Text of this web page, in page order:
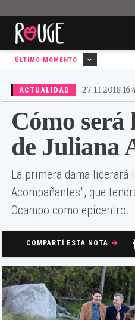
ÚLTIMO MOMENTO
ACTUALIDAD | 27-11-2018
Cómo será
de Juliana
La primera dama liderará
Acompañantes", que
Ocampo como epicentro.
COMPARTÍ ESTA NOTA